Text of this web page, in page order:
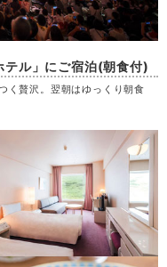
テル」にご宿泊(朝食付)
く贅沢。翌朝はゆっくり朝食